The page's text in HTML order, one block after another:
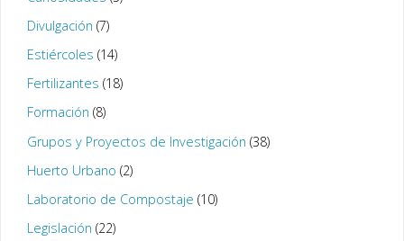
Divulgación (7)
Estiércoles (14)
Fertilizantes (18)
Formación (8)
Grupos y Proyectos de Investigación (38)
Huerto Urbano (2)
Laboratorio de Compostaje (10)
Legislación (22)